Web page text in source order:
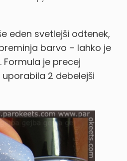
eden svetlejši odtenek,
barvo – lahko je
je precej
2 debelejši